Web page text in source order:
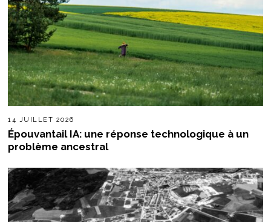
14 JUILLET 2026
Épouvantail IA: une réponse technologique à un
problème ancestral